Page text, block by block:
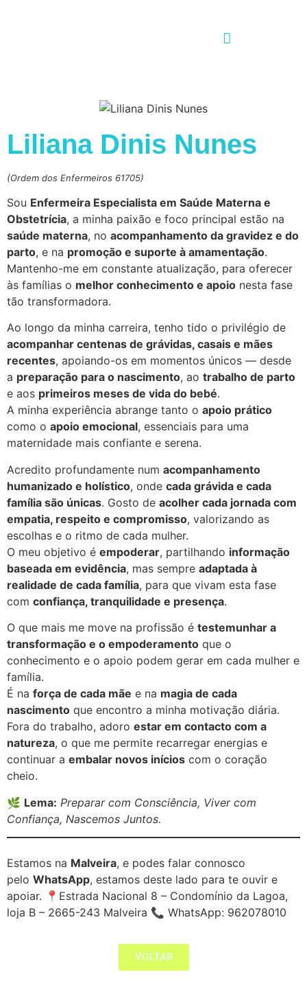
Liliana Dinis Nunes
(Ordem dos Enfermeiros 61705)
Sou Enfermeira Especialista em Saúde Materna e
Obstetrícia, a minha paixão e foco principal estão na
saúde materna, no acompanhamento da gravidez e do
parto, e na promoção e suporte à amamentação.
Mantenho-me em constante atualização, para oferecer
às famílias o melhor conhecimento e apoio nesta fase
tão transformadora.
Ao longo da minha carreira, tenho tido o privilégio de
acompanhar centenas de grávidas, casais e mães
recentes, apoiando-os em momentos únicos — desde
a preparação para o nascimento, ao trabalho de parto
e aos primeiros meses de vida do bebé.
A minha experiência abrange tanto o apoio prático
como o apoio emocional, essenciais para uma
maternidade mais confiante e serena.
Acredito profundamente num acompanhamento
humanizado e holístico, onde cada grávida e cada
família são únicas. Gosto de acolher cada jornada com
empatia, respeito e compromisso, valorizando as
escolhas e o ritmo de cada mulher.
O meu objetivo é empoderar, partilhando informação
baseada em evidência, mas sempre adaptada à
realidade de cada família, para que vivam esta fase
com confiança, tranquilidade e presença.
O que mais me move na profissão é testemunhar a
transformação e o empoderamento que o
conhecimento e o apoio podem gerar em cada mulher e
família.
É na força de cada mãe e na magia de cada
nascimento que encontro a minha motivação diária.
Fora do trabalho, adoro estar em contacto com a
natureza, o que me permite recarregar energias e
continuar a embalar novos inícios com o coração
cheio.
🌿 Lema: Preparar com Consciência, Viver com
Confiança, Nascemos Juntos.
Estamos na Malveira, e podes falar connosco
pelo WhatsApp, estamos deste lado para te ouvir e
apoiar. 📍Estrada Nacional 8 – Condomínio da Lagoa,
loja B – 2665-243 Malveira 📞 WhatsApp: 962078010
VOLTAR